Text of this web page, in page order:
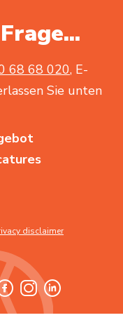
68 68 020, E-
Sie unten
disclaimer